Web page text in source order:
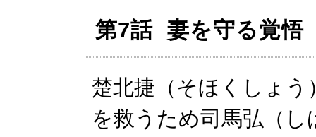
第7話 妻を守る覚悟
楚北捷（そほくしょう
を救うため司馬弘（し